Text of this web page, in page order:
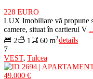
228 EURO
LUX Imobiliare vă propune
camere, situat în cartierul V
2
1 60 m2details
7
VEST, Tulcea